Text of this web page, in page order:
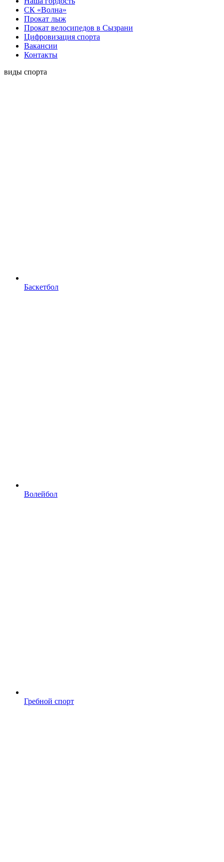
СК «Волна»
Прокат лыж
Прокат велосипедов в Сызрани
Цифровизация спорта
Вакансии
Контакты
виды спорта
Баскетбол
Волейбол
Гребной спорт